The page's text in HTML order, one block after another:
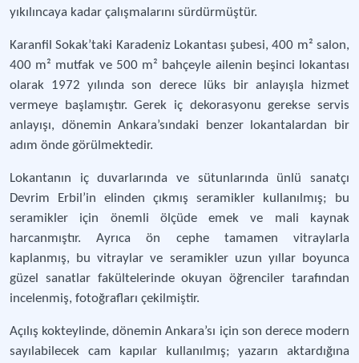
yıkılıncaya kadar çalışmalarını sürdürmüştür.
Karanfil Sokak’taki Karadeniz Lokantası şubesi, 400 m² salon,
400 m² mutfak ve 500 m² bahçeyle ailenin beşinci lokantası
olarak 1972 yılında son derece lüks bir anlayışla hizmet
vermeye başlamıştır. Gerek iç dekorasyonu gerekse servis
anlayışı, dönemin Ankara’sındaki benzer lokantalardan bir
adım önde görülmektedir.
Lokantanın iç duvarlarında ve sütunlarında ünlü sanatçı
Devrim Erbil’in elinden çıkmış seramikler kullanılmış; bu
seramikler için önemli ölçüde emek ve mali kaynak
harcanmıştır. Ayrıca ön cephe tamamen vitraylarla
kaplanmış, bu vitraylar ve seramikler uzun yıllar boyunca
güzel sanatlar fakültelerinde okuyan öğrenciler tarafından
incelenmiş, fotoğrafları çekilmiştir.
Açılış kokteylinde, dönemin Ankara’sı için son derece modern
sayılabilecek cam kapılar kullanılmış; yazarın aktardığına